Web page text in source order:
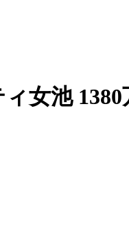
女池 1380